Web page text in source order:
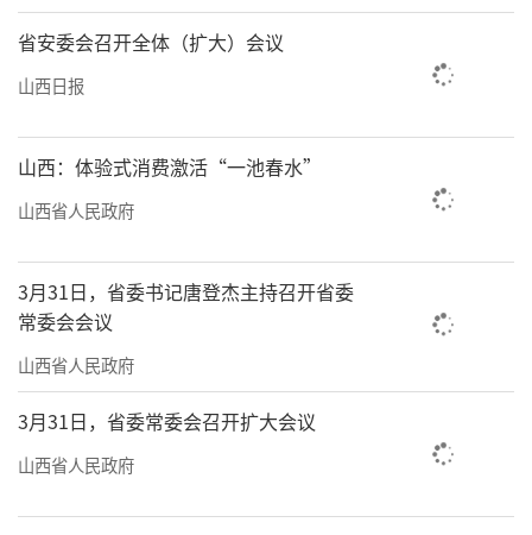
省安委会召开全体（扩大）会议
山西日报
山西：体验式消费激活“一池春水”
山西省人民政府
3月31日，省委书记唐登杰主持召开省委
常委会会议
山西省人民政府
3月31日，省委常委会召开扩大会议
山西省人民政府